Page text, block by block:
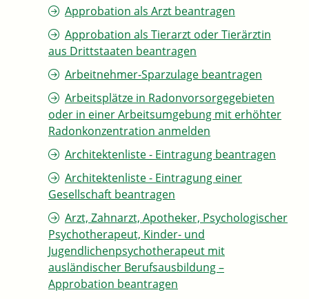
Approbation als Arzt beantragen
Approbation als Tierarzt oder Tierärztin
aus Drittstaaten beantragen
Arbeitnehmer-Sparzulage beantragen
Arbeitsplätze in Radonvorsorgegebieten
oder in einer Arbeitsumgebung mit erhöhter
Radonkonzentration anmelden
Architektenliste - Eintragung beantragen
Architektenliste - Eintragung einer
Gesellschaft beantragen
Arzt, Zahnarzt, Apotheker, Psychologischer
Psychotherapeut, Kinder- und
Jugendlichenpsychotherapeut mit
ausländischer Berufsausbildung –
Approbation beantragen